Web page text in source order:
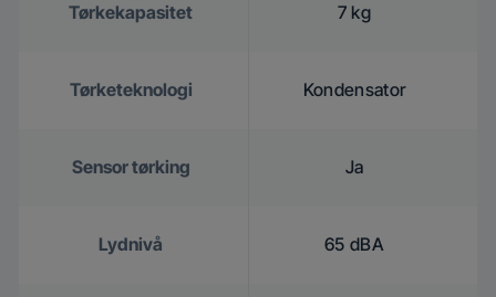
Tørkekapasitet 7 kg
Tørketeknologi Kondensator
Sensor tørking Ja
Lydnivå 65 dBA